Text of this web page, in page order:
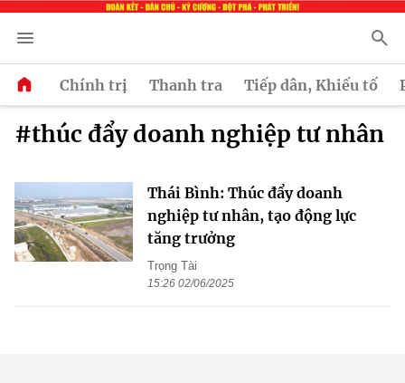
Chính trị Thanh tra Tiếp dân, Khiếu tố
#thúc đẩy doanh nghiệp tư nhân
Thái Bình: Thúc đẩy doanh
nghiệp tư nhân, tạo động lực
tăng trưởng
Trọng Tài
15:26 02/06/2025